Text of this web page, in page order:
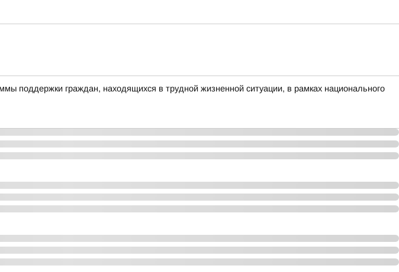
поддержки граждан, находящихся в трудной жизненной ситуации, в рамках национального